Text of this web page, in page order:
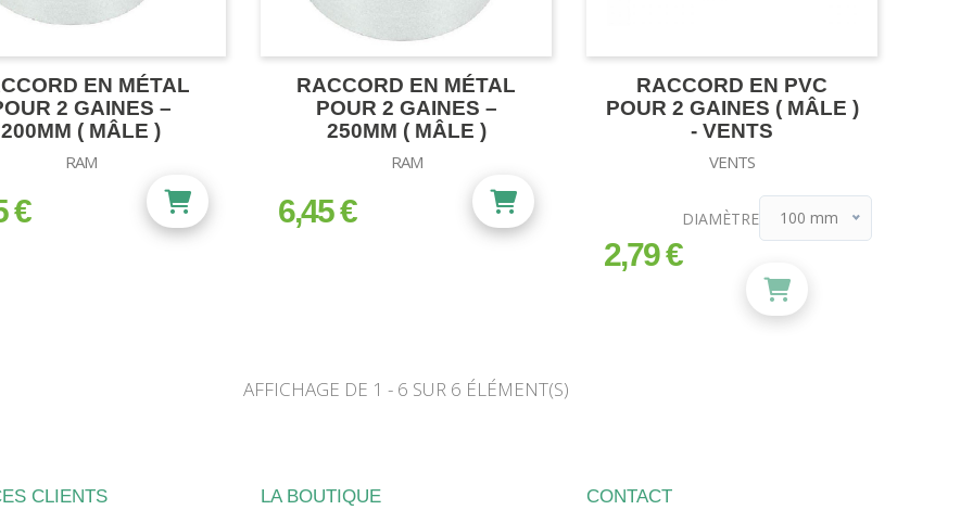
EN MÉTAL
2 GAINES –
200MM ( MÂLE )
RAM
€
RACCORD EN MÉTAL
POUR 2 GAINES –
250MM ( MÂLE )
RAM
prix
6,45 €
RACCORD EN PVC
POUR 2 GAINES ( MÂLE )
- VENTS
VENTS
prix
2,79 €
DIAMÈTRE 100 mm
100 mm
150 mm
AFFICHAGE DE 1 - 6 SUR 6 ÉLÉMENT(S)
CLIENTS LA BOUTIQUE CONTACT